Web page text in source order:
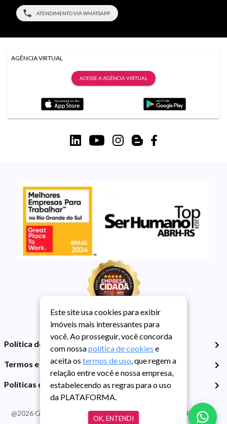
ATENDIMENTO VIA WHATSAPP
AGÊNCIA VIRTUAL
ACESSE A AGÊNCIA VIRTUAL
Política de Privacidade
Termos e Condições de Uso
Políticas de Cookies
@2026Guarida Imóvel. Todos os direitos reservados. CRECI RS -
Este site usa cookies para exibir
imóveis mais interessantes para
você. Ao prosseguir, você concorda
com nossapolítica de cookies e
aceita os termos de uso, que regem a
relação entre você e nossa empresa,
estabelecendo as regras para o uso
da PLATAFORMA.
OK, ENTENDI